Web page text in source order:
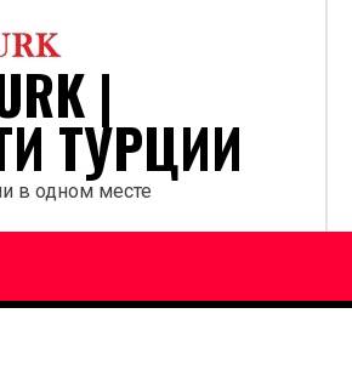
|
ТУРЦИИ
в одном месте